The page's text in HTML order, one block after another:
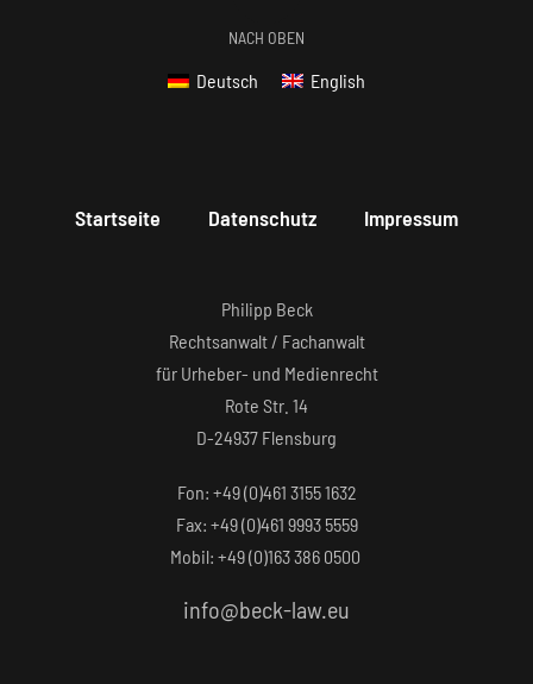
NACH OBEN
Deutsch English
Startseite Datenschutz Impressum
Philipp Beck
Rechtsanwalt / Fachanwalt
für Urheber- und Medienrecht
Rote Str. 14
D-24937 Flensburg
Fon: +49 (0)461 3155 1632‬
Fax: +49 (0)461 9993 5559‬
Mobil: +49 (0)163 386 0500
info@beck-law.eu